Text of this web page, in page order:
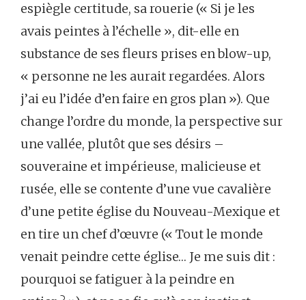
espiègle certitude, sa rouerie (« Si je les
avais peintes à l’échelle », dit-elle en
substance de ses fleurs prises en blow-up,
« personne ne les aurait regardées. Alors
j’ai eu l’idée d’en faire en gros plan »). Que
change l’ordre du monde, la perspective sur
une vallée, plutôt que ses désirs –
souveraine et impérieuse, malicieuse et
rusée, elle se contente d’une vue cavalière
d’une petite église du Nouveau-Mexique et
en tire un chef d’œuvre (« Tout le monde
venait peindre cette église… Je me suis dit :
pourquoi se fatiguer à la peindre en